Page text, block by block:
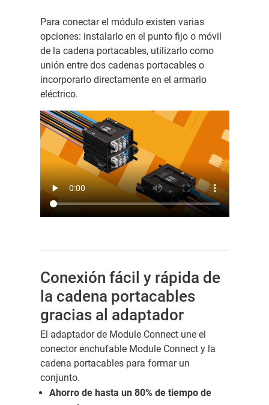
Para conectar el módulo existen varias
opciones: instalarlo en el punto fijo o móvil
de la cadena portacables, utilizarlo como
unión entre dos cadenas portacables o
incorporarlo directamente en el armario
eléctrico.
Conexión fácil y rápida de
la cadena portacables
gracias al adaptador
El adaptador de Module Connect une el
conector enchufable Module Connect y la
cadena portacables para formar un
conjunto.
Ahorro de hasta un 80% de tiempo de